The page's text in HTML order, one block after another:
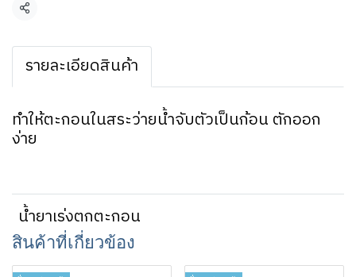
แชร์
รายละเอียดสินค้า
ทำให้ตะกอนในสระว่ายน้ำจับตัวเป็นก้อน ตักออก
ง่าย
น้ำยาเร่งตกตะกอน
สินค้าที่เกี่ยวข้อง